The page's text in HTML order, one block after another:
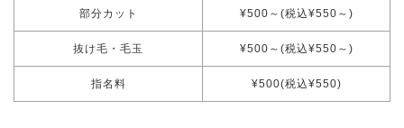
部分カット ¥500～(税込¥550～)
抜け毛・毛玉 ¥500～(税込¥550～)
指名料 ¥500(税込¥550)